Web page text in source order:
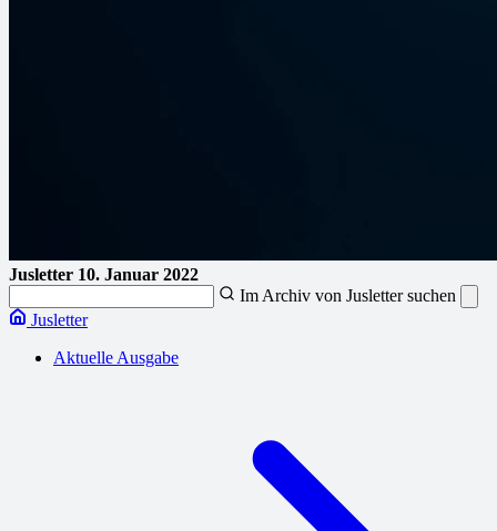
Jusletter 10. Januar 2022
Im Archiv von Jusletter suchen
Jusletter
Aktuelle Ausgabe